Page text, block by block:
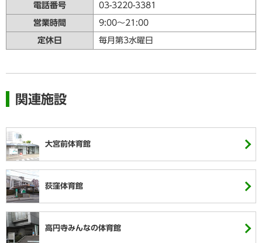
電話番号 03-3220-3381
営業時間 9:00～21:00
定休日 毎月第3水曜日
関連施設
大宮前体育館
荻窪体育館
高円寺みんなの体育館